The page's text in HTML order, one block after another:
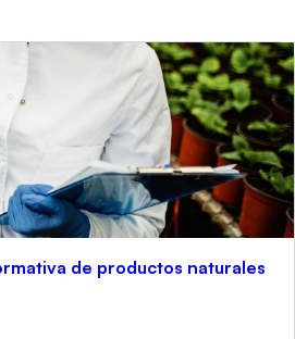
de productos naturales